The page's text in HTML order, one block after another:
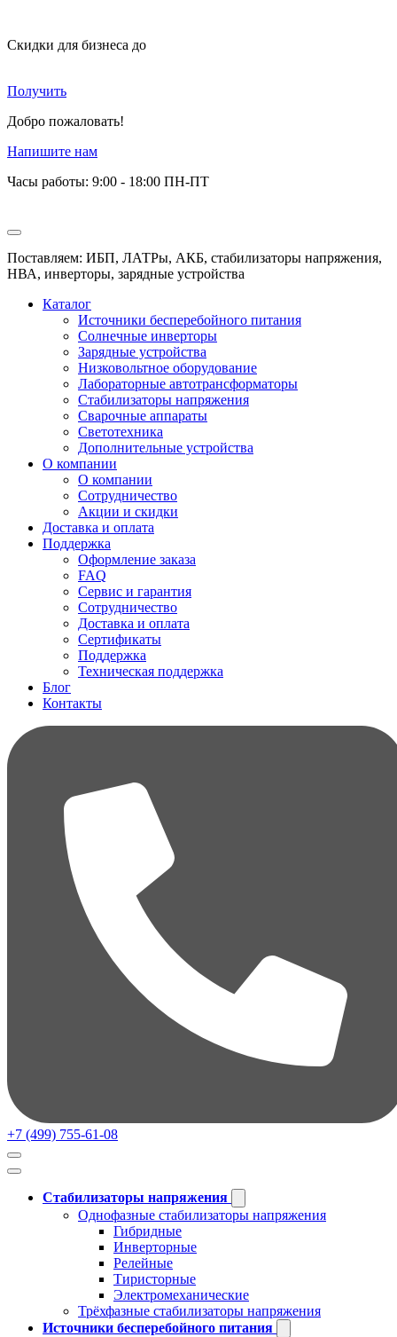
Скидки для бизнеса до
Получить
Добро пожаловать!
Напишите нам
Часы работы: 9:00 - 18:00 ПН-ПТ
Поставляем: ИБП, ЛАТРы, АКБ, стабилизаторы напряжения,
НВА, инверторы, зарядные устройства
Каталог
Источники бесперебойного питания
Солнечные инверторы
Зарядные устройства
Низковольтное оборудование
Лабораторные автотрансформаторы
Стабилизаторы напряжения
Сварочные аппараты
Светотехника
Дополнительные устройства
О компании
О компании
Сотрудничество
Акции и скидки
Доставка и оплата
Поддержка
Оформление заказа
FAQ
Сервис и гарантия
Сотрудничество
Доставка и оплата
Сертификаты
Поддержка
Техническая поддержка
Блог
Контакты
+7 (499) 755-61-08
Стабилизаторы напряжения
Однофазные стабилизаторы напряжения
Гибридные
Инверторные
Релейные
Тиристорные
Электромеханические
Трёхфазные стабилизаторы напряжения
Источники бесперебойного питания